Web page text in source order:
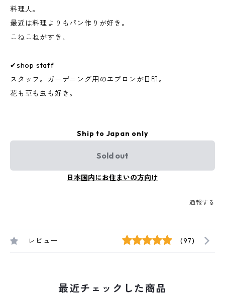
料理人。
最近は料理よりもパン作りが好き。
こねこねがすき、
✔︎︎︎︎shop staff
スタッフ。ガーデニング用のエプロンが目印。
花も草も虫も好き。
Ship to Japan only
Sold out
日本国内にお住まいの方向け
通報する
レビュー (97)
最近チェックした商品